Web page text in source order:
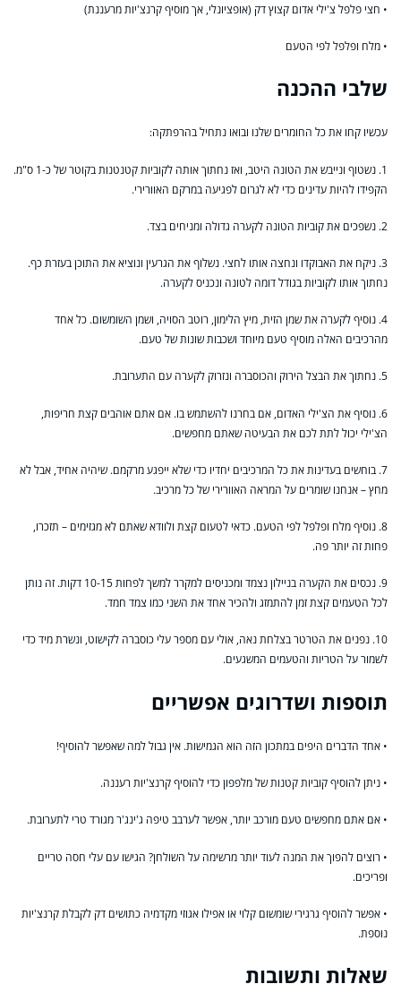
• חצי פלפל צ'ילי אדום קצוץ דק (אופציונלי, אך מוסיף קרנצ'יות מרעננת)
• מלח ופלפל לפי הטעם
שלבי ההכנה
עכשיו קחו את כל החומרים שלנו ובואו נתחיל בהרפתקה:
1. נשטוף ונייבש את הטונה היטב, ואז נחתוך אותה לקוביות קטנטנות בקוטר של כ-1 ס"מ.
הקפידו להיות עדינים כדי לא לגרום לפגיעה במרקם האוורירי.
2. נשפכים את קוביות הטונה לקערה גדולה ומניחים בצד.
3. ניקח את האבוקדו ונחצה אותו לחצי. נשלוף את הגרעין ונוציא את התוכן בעזרת כף.
נחתוך אותו לקוביות בגודל דומה לטונה ונכניס לקערה.
4. נוסיף לקערה את שמן הזית, מיץ הלימון, רוטב הסויה, ושמן השומשום. כל אחד
מהרכיבים האלה מוסיף טעם מיוחד ושכבות שונות של טעם.
5. נחתוך את הבצל הירוק והכוסברה ונזרוק לקערה עם התערובת.
6. נוסיף את הצ'ילי האדום, אם בחרנו להשתמש בו. אם אתם אוהבים קצת חריפות,
הצ'ילי יכול לתת לכם את הבעיטה שאתם מחפשים.
7. בוחשים בעדינות את כל המרכיבים יחדיו כדי שלא ייפגע מרקמם. שיהיה אחיד, אבל לא
מחץ – אנחנו שומרים על המראה האוורירי של כל מרכיב.
8. נוסיף מלח ופלפל לפי הטעם. כדאי לטעום קצת ולוודא שאתם לא מגזימים – תזכרו,
פחות זה יותר פה.
9. נכסים את הקערה בניילון נצמד ומכניסים למקרר למשך לפחות 10-15 דקות. זה נותן
לכל הטעמים קצת זמן להתמזג ולהכיר אחד את השני כמו צמד חמד.
10. נפנים את הטרטר בצלחת נאה, אולי עם מספר עלי כוסברה לקישוט, ונשרת מיד כדי
לשמור על הטריות והטעמים המשגעים.
תוספות ושדרוגים אפשריים
• אחד הדברים היפים במתכון הזה הוא הגמישות. אין גבול למה שאפשר להוסיף!
• ניתן להוסיף קוביות קטנות של מלפפון כדי להוסיף קרנצ'יות רעננה.
• אם אתם מחפשים טעם מורכב יותר, אפשר לערבב טיפה ג'ינג'ר מגורד טרי לתערובת.
• רוצים להפוך את המנה לעוד יותר מרשימה על השולחן? הגישו עם עלי חסה טריים
ופריכים.
• אפשר להוסיף גרגירי שומשום קלוי או אפילו אגוזי מקדמיה כתושים דק לקבלת קרנצ'יות
נוספת.
שאלות ותשובות